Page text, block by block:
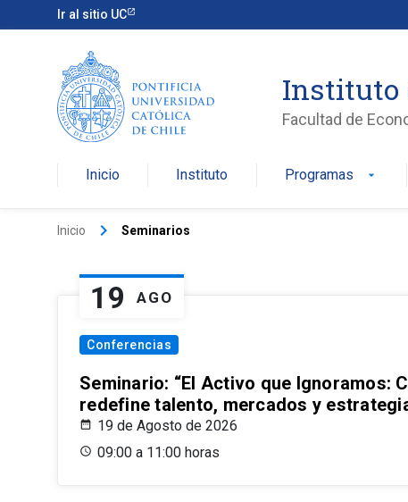
Ir al sitio UC
Instituto
Facultad de
Inicio Instituto Programas arrow_drop_down
Inicio keyboard_arrow_right Seminarios
19 AGO
Conferencias
Seminario: “El Activo que Ignoramos:
redefine talento, mercados y
19 de Agosto de 2026
09:00 a 11:00 horas